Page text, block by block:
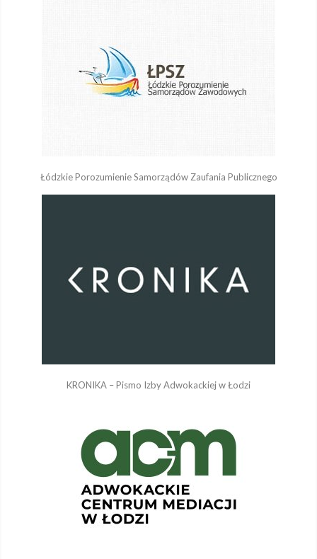
Łódzkie Porozumienie Samorządów Zaufania Publicznego
KRONIKA – Pismo Izby Adwokackiej w Łodzi